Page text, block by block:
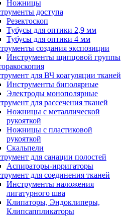
Ножницы
доступа
Резектоскоп
Тубусы для оптики 2,9 мм
Тубусы для оптики 4 мм
создания экспозиции
Инструменты щипцовой группы
для ВЧ коагуляции тканей
Инструменты биполярные
Электроды монополярные
для рассечения тканей
Ножницы с металлической
рукояткой
Ножницы с пластиковой
рукояткой
Скальпели
для санации полостей
Аспираторы-ирригаторы
для соединения тканей
Инструменты наложения
лигатурного шва
Клипаторы, Эндоклиперы,
Клипсаппликаторы